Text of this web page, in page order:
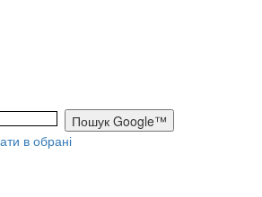
в обрані